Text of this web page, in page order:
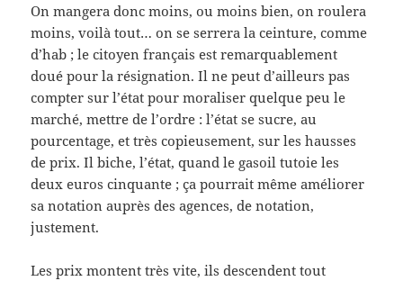
On mangera donc moins, ou moins bien, on roulera
moins, voilà tout… on se serrera la ceinture, comme
d’hab ; le citoyen français est remarquablement
doué pour la résignation. Il ne peut d’ailleurs pas
compter sur l’état pour moraliser quelque peu le
marché, mettre de l’ordre : l’état se sucre, au
pourcentage, et très copieusement, sur les hausses
de prix. Il biche, l’état, quand le gasoil tutoie les
deux euros cinquante ; ça pourrait même améliorer
sa notation auprès des agences, de notation,
justement.
Les prix montent très vite, ils descendent tout